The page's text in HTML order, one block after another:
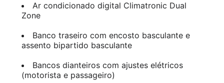
Ar condicionado digital Climatronic Dual
Zone
Banco traseiro com encosto basculante e
assento bipartido basculante
Bancos dianteiros com ajustes elétricos
(motorista e passageiro)